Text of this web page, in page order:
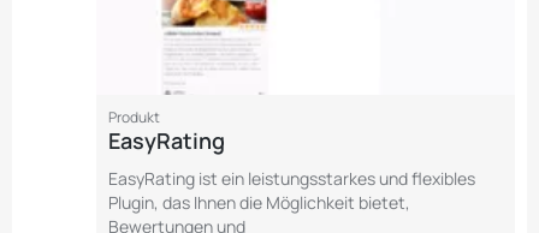
Produkt
EasyRating
EasyRating ist ein leistungsstarkes und flexibles
Plugin, das Ihnen die Möglichkeit bietet,
Bewertungen und